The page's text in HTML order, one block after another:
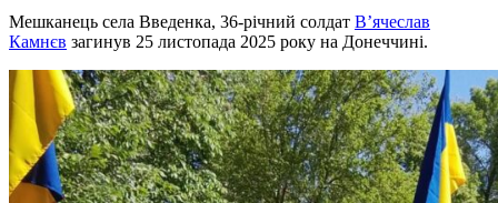
Мешканець села Введенка, 36-річний солдат В’ячеслав
Камнєв загинув 25 листопада 2025 року на Донеччині.